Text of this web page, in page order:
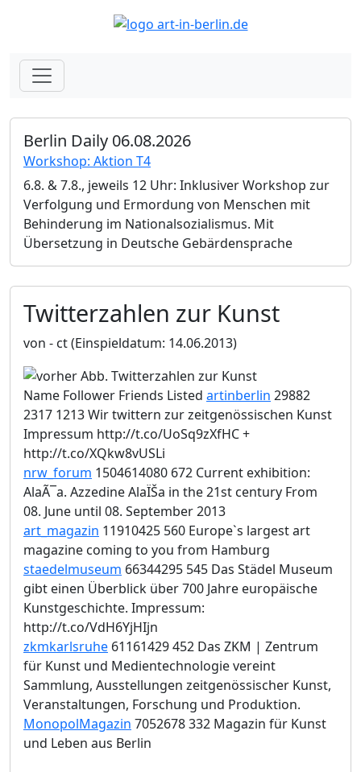
Berlin Daily 06.08.2026
Workshop: Aktion T4
6.8. & 7.8., jeweils 12 Uhr: Inklusiver Workshop zur
Verfolgung und Ermordung von Menschen mit
Behinderung im Nationalsozialismus. Mit
Übersetzung in Deutsche Gebärdensprache
Twitterzahlen zur Kunst
von - ct(Einspieldatum: 14.06.2013)
Name Follower Friends Listed artinberlin 29882
2317 1213 Wir twittern zur zeitgenössischen Kunst
Impressum http://t.co/UoSq9zXfHC +
http://t.co/XQkw8vUSLi
nrw_forum 1504614080 672 Current exhibition:
AlaÃ¯a. Azzedine AlaÏŠa in the 21st century From
08. June until 08. September 2013
art_magazin 11910425 560 Europe`s largest art
magazine coming to you from Hamburg
staedelmuseum 66344295 545 Das Städel Museum
gibt einen Überblick über 700 Jahre europäische
Kunstgeschichte. Impressum:
http://t.co/VdH6YjHIjn
zkmkarlsruhe 61161429 452 Das ZKM | Zentrum
für Kunst und Medientechnologie vereint
Sammlung, Ausstellungen zeitgenössischer Kunst,
Veranstaltungen, Forschung und Produktion.
MonopolMagazin 7052678 332 Magazin für Kunst
und Leben aus Berlin